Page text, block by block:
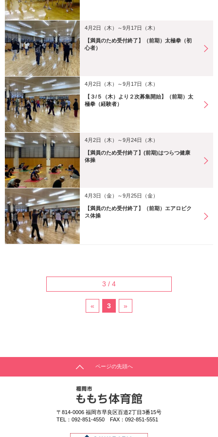
4月2日（木）～9月17日（木）
【満員のため受付終了】（前期）太極拳（初
心者）
4月2日（木）～9月17日（木）
【３/５（木）より２次募集開始】（前期）太
極拳（経験者）
4月2日（木）～9月24日（木）
【満員のため受付終了】(前期)はつらつ健康
体操
4月3日（金）～9月25日（金）
【満員のため受付終了】（前期）エアロビク
ス体操
3 / 4
« 3 »
ページの先頭へ
〒814-0006 福岡市早良区百道2丁目3番15号
TEL： 092-851-4550 FAX：092-851-5551